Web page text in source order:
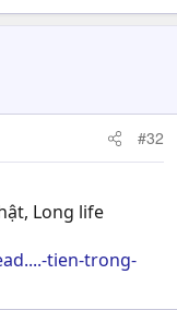
#32
Long life
tien-trong-